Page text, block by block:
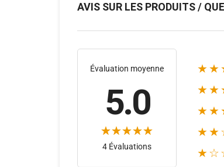
AVIS SUR LES PRODUITS /
Évaluation moyenne
5.0
4 Évaluations